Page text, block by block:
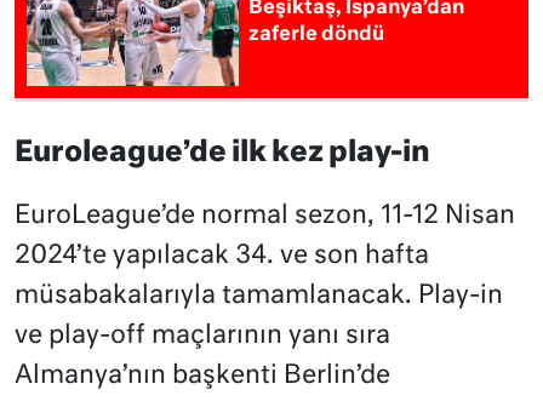
Beşiktaş, İspanya’dan
zaferle döndü
Euroleague’de ilk kez play-in
EuroLeague’de normal sezon, 11-12 Nisan
2024’te yapılacak 34. ve son hafta
müsabakalarıyla tamamlanacak. Play-in
ve play-off maçlarının yanı sıra
Almanya’nın başkenti Berlin’de